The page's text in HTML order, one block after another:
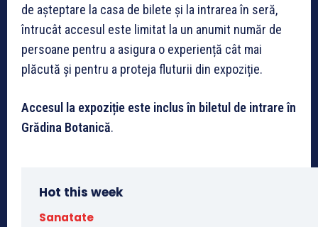
de așteptare la casa de bilete și la intrarea în seră,
întrucât accesul este limitat la un anumit număr de
persoane pentru a asigura o experiență cât mai
plăcută și pentru a proteja fluturii din expoziție.
Accesul la expoziție este inclus în biletul de intrare în
Grădina Botanică.
Hot this week
Sanatate